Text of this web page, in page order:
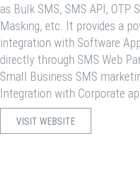
as Bulk SMS, SMS API, OTP
Masking, etc. It provides a
integration with Software
directly through SMS Web
Small Business SMS
Integration with Corporate
VISIT WEBSITE